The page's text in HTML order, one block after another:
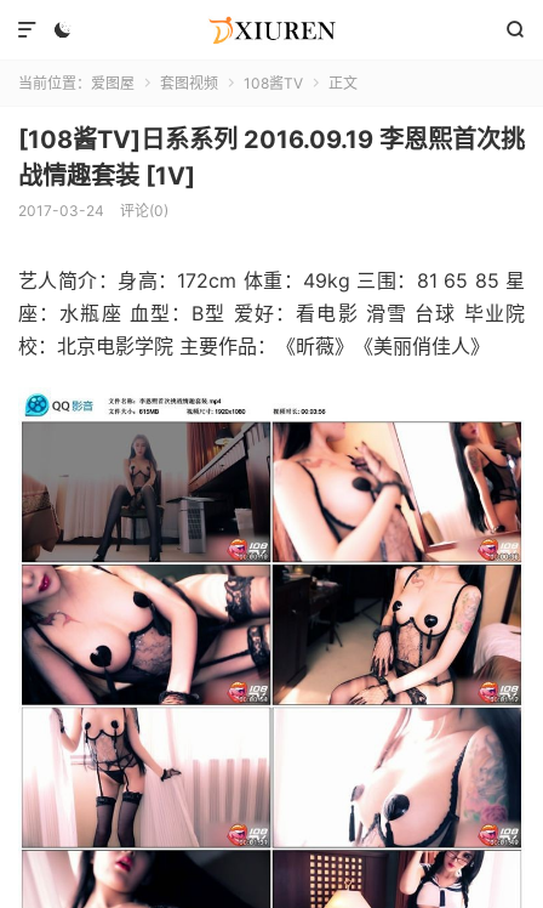
 

当前位置： 爱图屋  套图视频  108酱TV  正文
[108酱TV]日系系列 2016.09.19 李恩熙首次挑
战情趣套装 [1V]
2017-03-24 评论(0)
艺人简介：身高：172cm 体重：49kg 三围：81 65 85 星
座：水瓶座 血型：B型 爱好：看电影 滑雪 台球 毕业院
校：北京电影学院 主要作品：《昕薇》《美丽俏佳人》